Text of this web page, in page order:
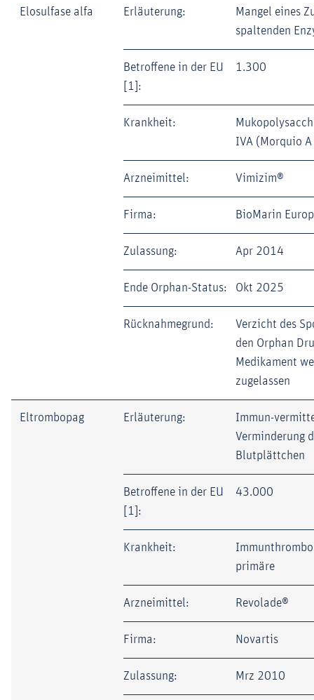
Elosulfase alfa Erläuterung:
Mangel eines
spaltenden
Betroffene in der EU
[1]:
1.300
Krankheit:
IVA (Morquio
Arzneimittel: Vimizim®
Firma: BioMarin
Zulassung: Apr 2014
Ende Orphan-Status: Okt 2025
Rücknahmegrund:
Verzicht des
den Orphan
Medikament
zugelassen
Eltrombopag Erläuterung:
Immun-
Verminderung
Blutplättchen
Betroffene in der EU
[1]:
43.000
Krankheit:
primäre
Arzneimittel: Revolade®
Firma: Novartis
Zulassung: Mrz 2010